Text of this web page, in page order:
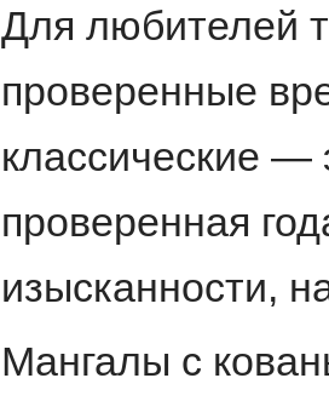
Для любителей
проверенные
классические —
проверенная
изысканности,
Мангалы с